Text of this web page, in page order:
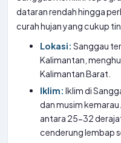
dataran rendah hingga
curah hujan yang cukup
Lokasi: Sanggau
Kalimantan,
Kalimantan Barat.
Iklim: Iklim di
dan musim
antara 25-32
cenderung lembap